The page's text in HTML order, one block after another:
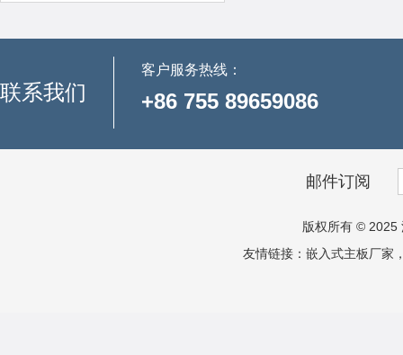
联系我们
客户服务热线：
+86 755 89659086
邮件订阅
版权所有 © 2025
友情链接： 嵌入式主板厂家